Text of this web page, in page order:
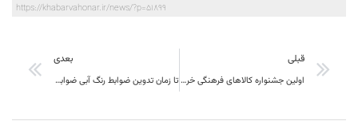
https://khabarvahonar.ir/news/?p=51899
قبلی
اولین جشنواره کالاهای فرهنگی خراسان جنوبی برگزار می شود
بعدی
تا زمان تدوین ضوابط رنگ آبی ضوابط این شهرهای همان ضوابط شهر های رنگ زرد می باشد